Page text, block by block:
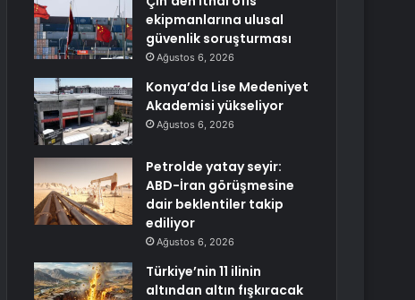
ekipmanlarına ulusal
güvenlik soruşturması
Ağustos 6, 2026
Konya’da Lise Medeniyet
Akademisi yükseliyor
Ağustos 6, 2026
Petrolde yatay seyir:
ABD-İran görüşmesine
dair beklentiler takip
ediliyor
Ağustos 6, 2026
Türkiye’nin 11 ilinin
altından altın fışkıracak